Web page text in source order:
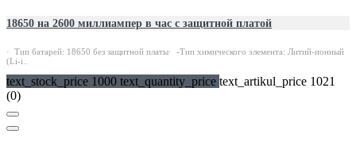
18650 на 2600 миллиампер в час с защитной платой
· Тип батарей: 18650 без защитной платы· -Тип химического элемента: Литий-ионный
(Li-i..
text_stock_price 1000 text_quantity_price text_artikul_price 1021
(0)